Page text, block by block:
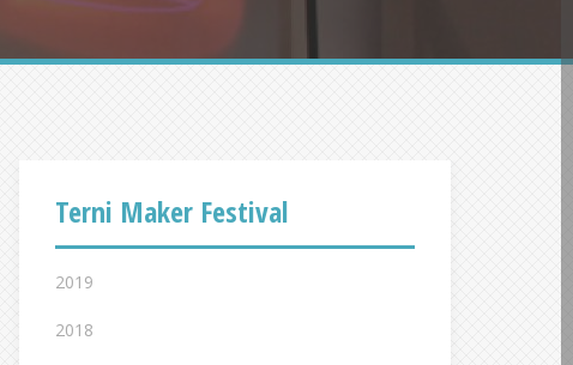
Terni Maker Festival
2019
2018